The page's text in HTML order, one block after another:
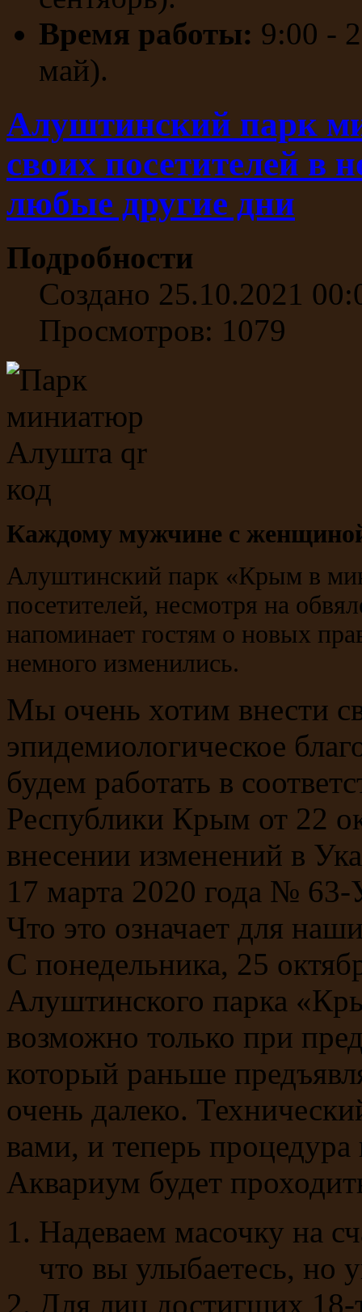
Время работы: 9:00 -
май).
Алуштинский парк
своих посетителей в
любые другие дни
Подробности
Создано 25.10.2021
Просмотров: 1079
Каждому мужчине с
Алуштинский парк «Крым в
посетителей, несмотря на
напоминает гостям о новых
немного изменились.
Мы очень хотим внести
эпидемиологическое
будем работать в
Республики Крым от 22
внесении изменений в
17 марта 2020 года №
Что это означает для
С понедельника, 25
Алуштинского парка
возможно только при
который раньше
очень далеко.
вами, и теперь
Аквариум будет
Надеваем масочку на
что вы улыбаетесь, но
Для лиц достигших 18-